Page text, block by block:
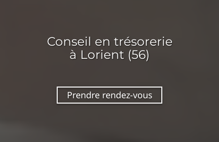
Conseil en trésorerie
à Lorient (56)
Prendre rendez-vous